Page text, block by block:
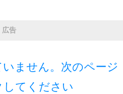
広告
ません。次のページ
してください